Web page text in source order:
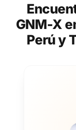
GNM-X
Perú y